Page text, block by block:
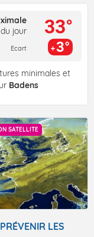
du jour
Ecart
33°
3°
minimales et
Badens
SATELLITE
LES